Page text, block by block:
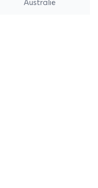
Australië